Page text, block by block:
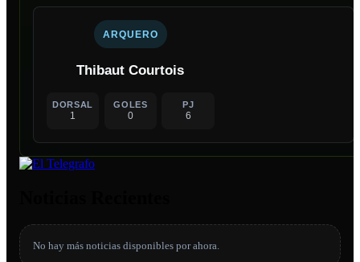
ARQUERO
Thibaut Courtois
DORSAL
1
GOLES
0
PJ
6
No hay más noticias disponibles por ahora.